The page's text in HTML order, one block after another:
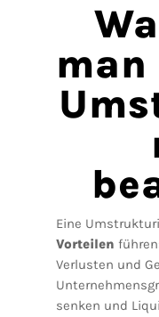
Eine
Vorteilen
Verlusten und
senken und